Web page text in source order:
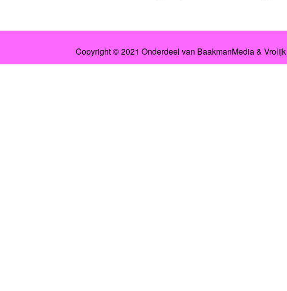
Copyright © 2021 Onderdeel van BaakmanMedia &